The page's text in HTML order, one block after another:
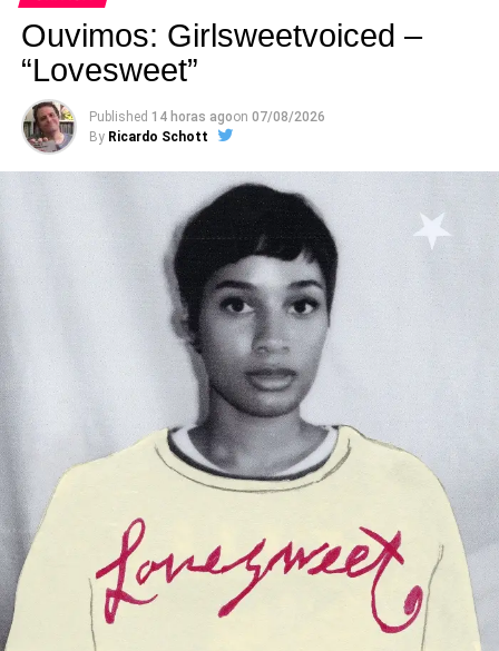
Ouvimos: Girlsweetvoiced –
“Lovesweet”
Published 14 horas agoon 07/08/2026
By Ricardo Schott